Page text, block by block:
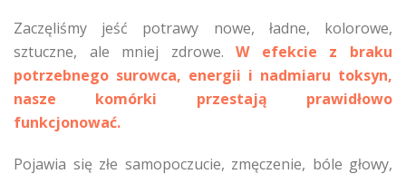
Zaczęliśmy jeść potrawy nowe, ładne, kolorowe,
sztuczne, ale mniej zdrowe.W efekcie z braku
potrzebnego surowca, energii i nadmiaru toksyn,
nasze komórki przestają prawidłowo
funkcjonować.
Pojawia się złe samopoczucie, zmęczenie, bóle głowy,